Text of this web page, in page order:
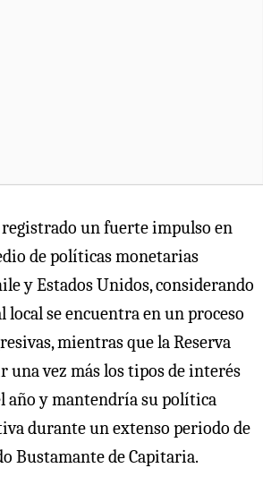
registrado un fuerte impulso en
de políticas monetarias
y Estados Unidos, considerando
local se encuentra en un proceso
mientras que la Reserva
una vez más los tipos de interés
año y mantendría su política
durante un extenso periodo de
Bustamante de Capitaria.